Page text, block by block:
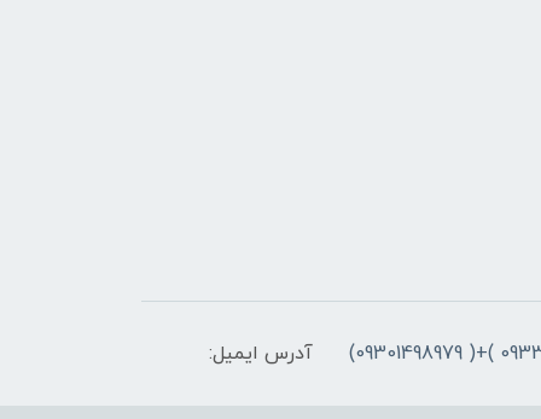
آدرس ایمیل: